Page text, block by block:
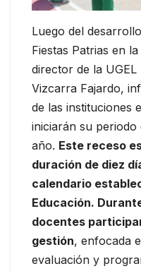
Luego del
Fiestas Patrias en
director de la
Vizcarra Fajardo,
de las instituciones
iniciarán su periodo
año. Este receso
duración de diez
calendario
Educación.
docentes
gestión, enfocada
evaluación y